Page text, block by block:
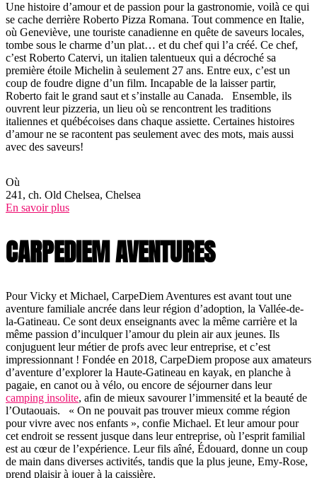
Une histoire d’amour et de passion pour la gastronomie, voilà ce qui
se cache derrière Roberto Pizza Romana. Tout commence en Italie,
où Geneviève, une touriste canadienne en quête de saveurs locales,
tombe sous le charme d’un plat… et du chef qui l’a créé. Ce chef,
c’est Roberto Catervi, un italien talentueux qui a décroché sa
première étoile Michelin à seulement 27 ans. Entre eux, c’est un
coup de foudre digne d’un film. Incapable de la laisser partir,
Roberto fait le grand saut et s’installe au Canada. Ensemble, ils
ouvrent leur pizzeria, un lieu où se rencontrent les traditions
italiennes et québécoises dans chaque assiette. Certaines histoires
d’amour ne se racontent pas seulement avec des mots, mais aussi
avec des saveurs!
Où
241, ch. Old Chelsea, Chelsea
En savoir plus
CARPEDIEM AVENTURES
Pour Vicky et Michael, CarpeDiem Aventures est avant tout une
aventure familiale ancrée dans leur région d’adoption, la Vallée-de-
la-Gatineau. Ce sont deux enseignants avec la même carrière et la
même passion d’inculquer l’amour du plein air aux jeunes. Ils
conjuguent leur métier de profs avec leur entreprise, et c’est
impressionnant ! Fondée en 2018, CarpeDiem propose aux amateurs
d’aventure d’explorer la Haute-Gatineau en kayak, en planche à
pagaie, en canot ou à vélo, ou encore de séjourner dans leur
camping insolite, afin de mieux savourer l’immensité et la beauté de
l’Outaouais. « On ne pouvait pas trouver mieux comme région
pour vivre avec nos enfants », confie Michael. Et leur amour pour
cet endroit se ressent jusque dans leur entreprise, où l’esprit familial
est au cœur de l’expérience. Leur fils aîné, Édouard, donne un coup
de main dans diverses activités, tandis que la plus jeune, Emy-Rose,
prend plaisir à jouer à la caissière.